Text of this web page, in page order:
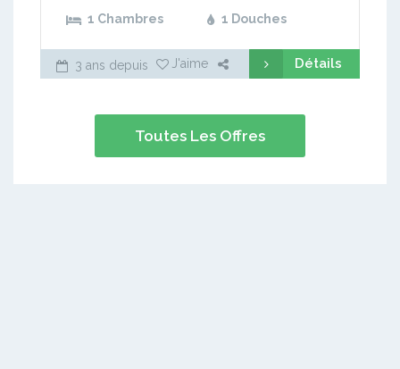
1 Chambres 1 Douches
3 ans depuis J'aime Détails
Toutes Les Offres